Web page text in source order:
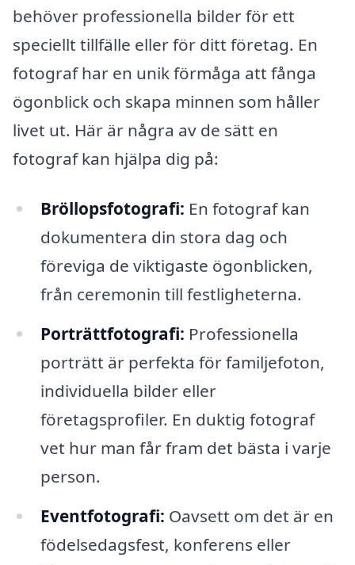
behöver professionella bilder för ett
speciellt tillfälle eller för ditt företag. En
fotograf har en unik förmåga att fånga
ögonblick och skapa minnen som håller
livet ut. Här är några av de sätt en
fotograf kan hjälpa dig på:
Bröllopsfotografi: En fotograf kan
dokumentera din stora dag och
föreviga de viktigaste ögonblicken,
från ceremonin till festligheterna.
Porträttfotografi: Professionella
porträtt är perfekta för familjefoton,
individuella bilder eller
företagsprofiler. En duktig fotograf
vet hur man får fram det bästa i varje
person.
Eventfotografi: Oavsett om det är en
födelsedagsfest, konferens eller